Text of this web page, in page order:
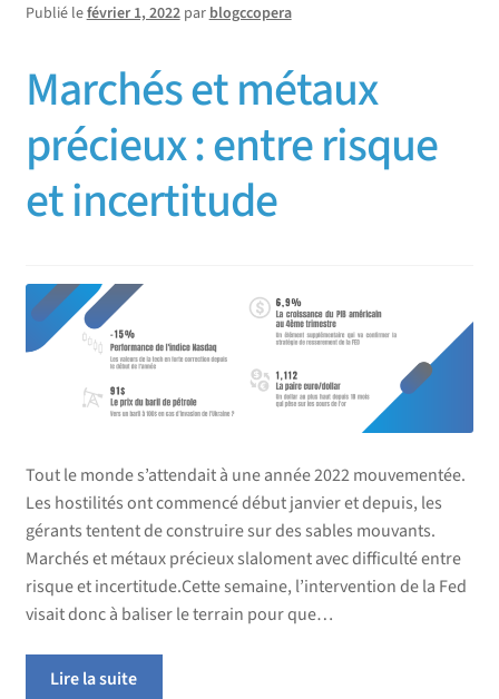
Publié lefévrier 1, 2022 parblogccopera
Marchés et métaux
précieux : entre risque
et incertitude
Tout le monde s’attendait à une année 2022 mouvementée.
Les hostilités ont commencé début janvier et depuis, les
gérants tentent de construire sur des sables mouvants.
Marchés et métaux précieux slaloment avec difficulté entre
risque et incertitude.Cette semaine, l’intervention de la Fed
visait donc à baliser le terrain pour que…
Lire la suite